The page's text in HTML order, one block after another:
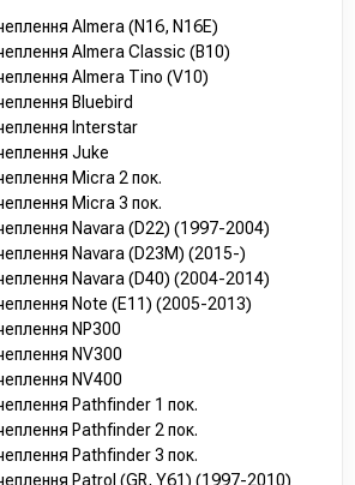
Almera (N16, N16E)
Almera Classic (B10)
Almera Tino (V10)
Bluebird
Interstar
Juke
Micra 2 пок.
Micra 3 пок.
Navara (D22) (1997-2004)
Navara (D23M) (2015-)
Navara (D40) (2004-2014)
Note (E11) (2005-2013)
NP300
NV300
NV400
Pathfinder 1 пок.
Pathfinder 2 пок.
Pathfinder 3 пок.
Patrol (GR, Y61) (1997-2010)